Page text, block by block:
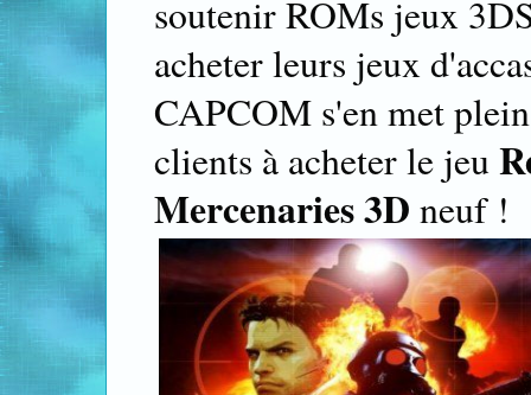
soutenir ROMs jeux
acheter leurs jeux
CAPCOM s'en met
clients à acheter le jeu
Mercenaries 3D neuf !